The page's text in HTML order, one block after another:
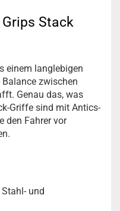
Stack
einem langlebigen
zwischen
Genau das, was
Griffe sind mit Antics-
den Fahrer vor
und